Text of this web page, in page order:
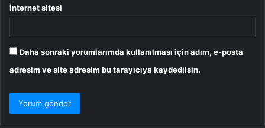
İnternet sitesi
Daha sonraki yorumlarımda kullanılması için adım, e-posta
adresim ve site adresim bu tarayıcıya kaydedilsin.